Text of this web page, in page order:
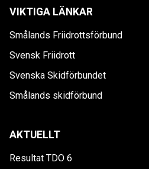
VIKTIGA LÄNKAR
Smålands Friidrottsförbund
Svensk Friidrott
Svenska Skidförbundet
Smålands skidförbund
AKTUELLT
Resultat TDO 6